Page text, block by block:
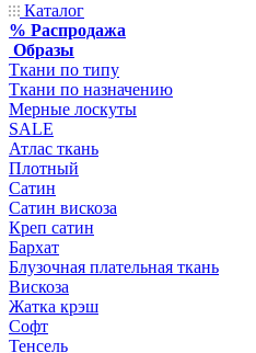
Каталог
% Распродажа
Образы
Ткани по типу
Ткани по назначению
Мерные лоскуты
SALE
Атлас ткань
Плотный
Сатин
Сатин вискоза
Креп сатин
Бархат
Блузочная плательная ткань
Вискоза
Жатка крэш
Софт
Тенсель